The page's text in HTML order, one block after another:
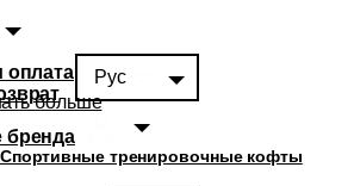
оплата
бренда
Рус
больше
Спортивные тренировочные кофты